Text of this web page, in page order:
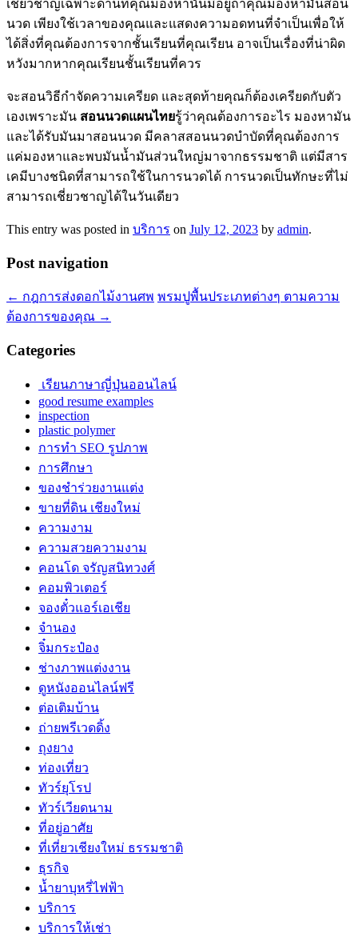
เชี่ยวชาญเฉพาะด้านที่คุณมองหานั้นมีอยู่ถ้าคุณมองหามันสอน
นวด เพียงใช้เวลาของคุณและแสดงความอดทนที่จำเป็นเพื่อให้
ได้สิ่งที่คุณต้องการจากชั้นเรียนที่คุณเรียน อาจเป็นเรื่องที่น่าผิด
หวังมากหากคุณเรียนชั้นเรียนที่ควร
จะสอนวิธีกำจัดความเครียด และสุดท้ายคุณก็ต้องเครียดกับตัว
เองเพราะมัน สอนนวดแผนไทยรู้ว่าคุณต้องการอะไร มองหามัน
และได้รับมันมาสอนนวด มีคลาสสอนนวดบำบัดที่คุณต้องการ
แค่มองหาและพบมันน้ำมันส่วนใหญ่มาจากธรรมชาติ แต่มีสาร
เคมีบางชนิดที่สามารถใช้ในการนวดได้ การนวดเป็นทักษะที่ไม่
สามารถเชี่ยวชาญได้ในวันเดียว
This entry was posted in บริการ on July 12, 2023 by admin.
Post navigation
← กฎการส่งดอกไม้งานศพ พรมปูพื้นประเภทต่างๆ ตามความ
ต้องการของคุณ →
Categories
เรียนภาษาญี่ปุ่นออนไลน์
good resume examples
inspection
plastic polymer
การทำ SEO รูปภาพ
การศึกษา
ของชำร่วยงานแต่ง
ขายที่ดิน เชียงใหม่
ความงาม
ความสวยความงาม
คอนโด จรัญสนิทวงศ์
คอมพิวเตอร์
จองตั๋วแอร์เอเชีย
จำนอง
จิ๋มกระป๋อง
ช่างภาพแต่งงาน
ดูหนังออนไลน์ฟรี
ต่อเติมบ้าน
ถ่ายพรีเวดดิ้ง
ถุงยาง
ท่องเที่ยว
ทัวร์ยุโรป
ทัวร์เวียดนาม
ที่อยู่อาศัย
ที่เที่ยวเชียงใหม่ ธรรมชาติ
ธุรกิจ
น้ำยาบุหรี่ไฟฟ้า
บริการ
บริการให้เช่า